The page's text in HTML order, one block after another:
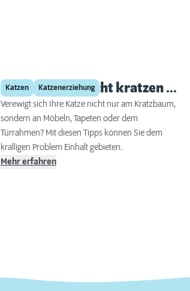
Katzen Katzenerziehung
Das sollte sie nicht kratzen ...
Verewigt sich Ihre Katze nicht nur am Kratzbaum,
sondern an Möbeln, Tapeten oder dem
Türrahmen? Mit diesen Tipps können Sie dem
kralligen Problem Einhalt gebieten.
Mehr erfahren